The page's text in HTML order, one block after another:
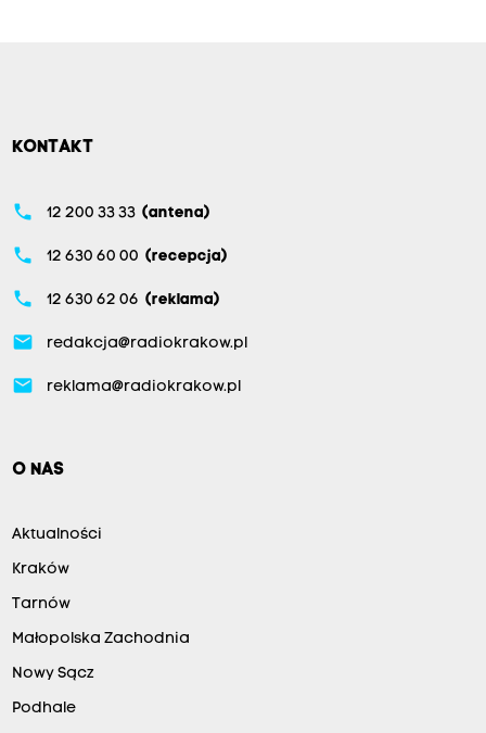
KONTAKT
phone 12 200 33 33 (antena)
phone 12 630 60 00 (recepcja)
phone 12 630 62 06 (reklama)
email redakcja@radiokrakow.pl
email reklama@radiokrakow.pl
O NAS
Aktualności
Kraków
Tarnów
Małopolska Zachodnia
Nowy Sącz
Podhale